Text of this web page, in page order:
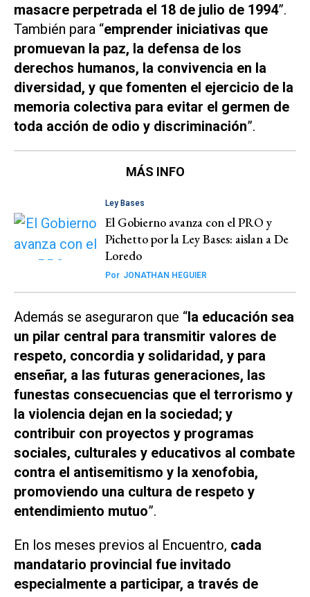
masacre perpetrada el 18 de julio de 1994”.
También para “emprender iniciativas que
promuevan la paz, la defensa de los
derechos humanos, la convivencia en la
diversidad, y que fomenten el ejercicio de la
memoria colectiva para evitar el germen de
toda acción de odio y discriminación”.
MÁS INFO
Ley Bases
El Gobierno avanza con el PRO y
Pichetto por la Ley Bases: aislan a De
Loredo
Por JONATHAN HEGUIER
Además se aseguraron que “la educación sea
un pilar central para transmitir valores de
respeto, concordia y solidaridad, y para
enseñar, a las futuras generaciones, las
funestas consecuencias que el terrorismo y
la violencia dejan en la sociedad; y
contribuir con proyectos y programas
sociales, culturales y educativos al combate
contra el antisemitismo y la xenofobia,
promoviendo una cultura de respeto y
entendimiento mutuo”.
En los meses previos al Encuentro, cada
mandatario provincial fue invitado
especialmente a participar, a través de